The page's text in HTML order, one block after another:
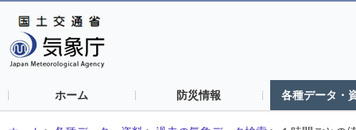
ホーム 防災情報 各種データ・